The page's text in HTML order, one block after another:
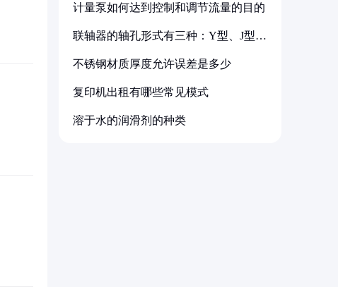
计量泵如何达到控制和调节流量的目的
联轴器的轴孔形式有三种：Y型、J型、
不锈钢材质厚度允许误差是多少
复印机出租有哪些常见模式
溶于水的润滑剂的种类